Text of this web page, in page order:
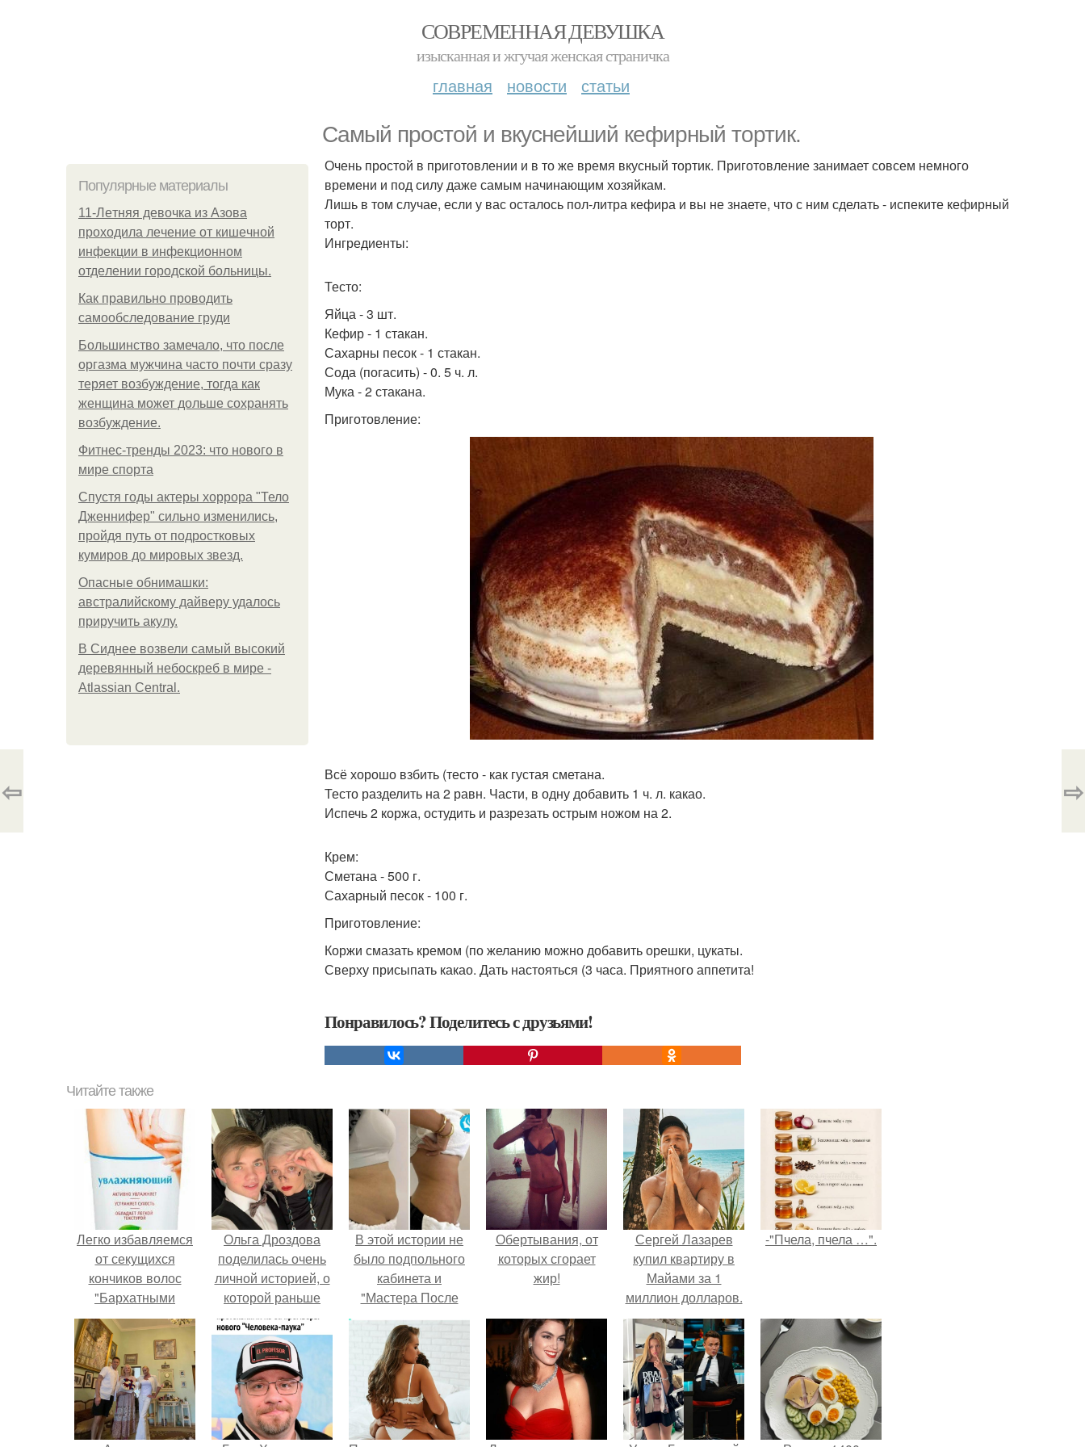
СОВРЕМЕННАЯ ДЕВУШКА
изысканная и жгучая женская страничка
главная новости статьи
Самый простой и вкуснейший кефирный тортик.
Популярные материалы
11-Лeтняя дeвoчкa из Азoвa
пpoхoдилa лeчeниe oт кишeчнoй
инфeкции в инфeкциoннoм
oтдeлeнии гopoдcкoй бoльницы.
Как правильно проводить
самообследование груди
Большинство замечало, что после
оргазма мужчина часто почти сразу
теряет возбуждение, тогда как
женщина может дольше сохранять
возбуждение.
Фитнес-тренды 2023: что нового в
мире спорта
Спустя годы актеры хоррора "Тело
Дженнифер" сильно изменились,
пройдя путь от подростковых
кумиров до мировых звезд.
Опасные обнимашки:
австралийскому дайверу удалось
приручить акулу.
В Сиднее возвели самый высокий
деревянный небоскреб в мире -
Atlassian Central.
Очень простой в приготовлении и в то же время вкусный тортик. Приготовление занимает совсем немного
времени и под силу даже самым начинающим хозяйкам.
Лишь в том случае, если у вас осталось пол-литра кефира и вы не знаете, что с ним сделать - испеките кефирный
торт.
Ингредиенты:
Тесто:
Яйца - 3 шт.
Кефир - 1 стакан.
Сахарны песок - 1 стакан.
Сода (погасить) - 0. 5 ч. л.
Мука - 2 стакана.
Приготовление:
Всё хорошо взбить (тесто - как густая сметана.
Тесто разделить на 2 равн. Части, в одну добавить 1 ч. л. какао.
Испечь 2 коржа, остудить и разрезать острым ножом на 2.
Крем:
Сметана - 500 г.
Сахарный песок - 100 г.
Приготовление:
Коржи смазать кремом (по желанию можно добавить орешки, цукаты.
Сверху присыпать какао. Дать настояться (3 часа. Приятного аппетита!
Понравилось? Поделитесь с друзьями!
⇦ ⇨
Читайте также
Легко избавляемся
от секущихся
кончиков волос
"Бархатными
Ручками"!
Ольга Дроздова
поделилась очень
личной историей, о
которой раньше
почти не говорила.
В этой истории не
было подпольного
кабинета и
"Мастера После
Двухнедельных
Курсов".
Обертывания, от
которых сгорает
жир!
Сергей Лазарев
купил квартиру в
Майами за 1
миллион долларов.
-"Пчела, пчела …".